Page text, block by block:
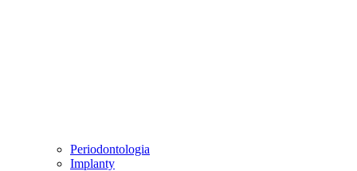
Periodontologia
Implanty